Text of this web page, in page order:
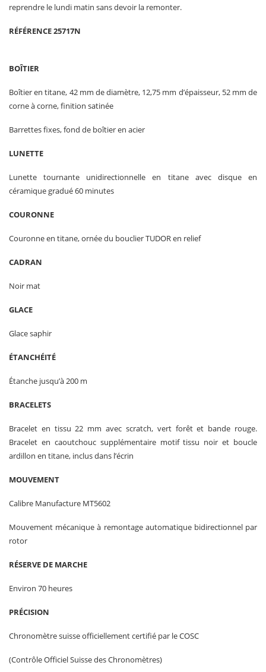
reprendre le lundi matin sans devoir la remonter.
RÉFÉRENCE 25717N
BOÎTIER
Boîtier en titane, 42 mm de diamètre, 12,75 mm d’épaisseur, 52 mm de
corne à corne, finition satinée
Barrettes fixes, fond de boîtier en acier
LUNETTE
Lunette tournante unidirectionnelle en titane avec disque en
céramique gradué 60 minutes
COURONNE
Couronne en titane, ornée du bouclier TUDOR en relief
CADRAN
Noir mat
GLACE
Glace saphir
ÉTANCHÉITÉ
Étanche jusqu’à 200 m
BRACELETS
Bracelet en tissu 22 mm avec scratch, vert forêt et bande rouge.
Bracelet en caoutchouc supplémentaire motif tissu noir et boucle
ardillon en titane, inclus dans l’écrin
MOUVEMENT
Calibre Manufacture MT5602
Mouvement mécanique à remontage automatique bidirectionnel par
rotor
RÉSERVE DE MARCHE
Environ 70 heures
PRÉCISION
Chronomètre suisse officiellement certifié par le COSC
(Contrôle Officiel Suisse des Chronomètres)